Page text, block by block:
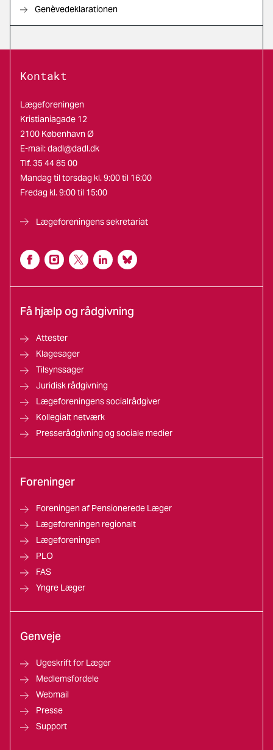
Genèvedeklarationen
Kontakt
Lægeforeningen
Kristianiagade 12
2100 København Ø
E-mail:dadl@dadl.dk
Tlf. 35 44 85 00
Mandag til torsdag kl. 9:00 til 16:00
Fredag kl. 9:00 til 15:00
Lægeforeningens sekretariat
Få hjælp og rådgivning
Attester
Klagesager
Tilsynssager
Juridisk rådgivning
Lægeforeningens socialrådgiver
Kollegialt netværk
Presserådgivning og sociale medier
Foreninger
Foreningen af Pensionerede Læger
Lægeforeningen regionalt
Lægeforeningen
PLO
FAS
Yngre Læger
Genveje
Ugeskrift for Læger
Medlemsfordele
Webmail
Presse
Support